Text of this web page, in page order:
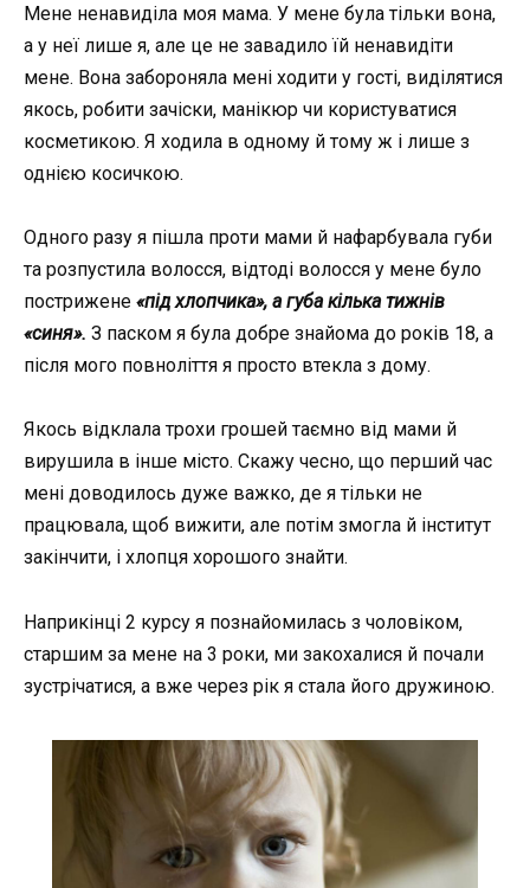
Мене ненавиділа моя мама. У мене була тільки вона,
а у неї лише я, але це не завадило їй ненавидіти
мене. Вона забороняла мені ходити у гості, виділятися
якось, робити зачіски, манікюр чи користуватися
косметикою. Я ходила в одному й тому ж і лише з
однією косичкою.
Одного разу я пішла проти мами й нафарбувала губи
та розпустила волосся, відтоді волосся у мене було
пострижене «під хлопчика», а губа кілька тижнів
«синя». З паском я була добре знайома до років 18, а
після мого повноліття я просто втекла з дому.
Якось відклала трохи грошей таємно від мами й
вирушила в інше місто. Скажу чесно, що перший час
мені доводилось дуже важко, де я тільки не
працювала, щоб вижити, але потім змогла й інститут
закінчити, і хлопця хорошого знайти.
Наприкінці 2 курсу я познайомилась з чоловіком,
старшим за мене на 3 роки, ми закохалися й почали
зустрічатися, а вже через рік я стала його дружиною.